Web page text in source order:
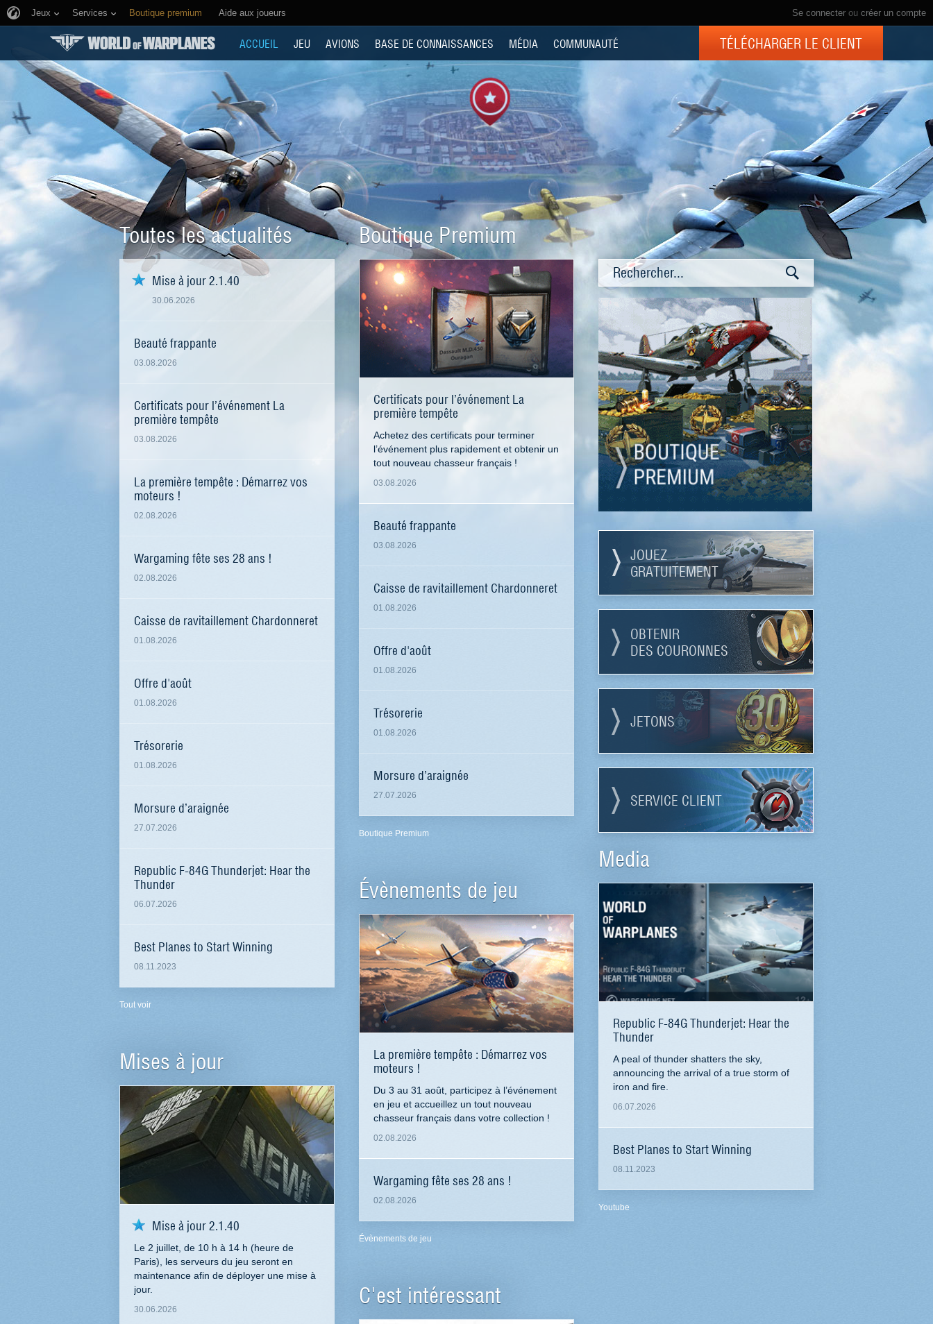
Se connecter ou créer un compte
Jeux Services Boutique premium Aide aux joueurs
ACCUEIL JEU AVIONS BASE DE CONNAISSANCES MÉDIA COMMUNAUTÉ TÉLÉCHARGER LE CLIENT
Toutes les actualités
Mise à jour 2.1.40
30.06.2026
Beauté frappante
03.08.2026
Certificats pour l’événement La
première tempête
03.08.2026
La première tempête : Démarrez vos
moteurs !
02.08.2026
Wargaming fête ses 28 ans !
02.08.2026
Caisse de ravitaillement Chardonneret
01.08.2026
Offre d'août
01.08.2026
Trésorerie
01.08.2026
Morsure d’araignée
27.07.2026
Republic F-84G Thunderjet: Hear the
Thunder
06.07.2026
Best Planes to Start Winning
08.11.2023
Tout voir
Mises à jour
Mise à jour 2.1.40
Le 2 juillet, de 10 h à 14 h (heure de
Paris), les serveurs du jeu seront en
maintenance afin de déployer une mise à
jour.
30.06.2026
Boutique Premium
Certificats pour l’événement La
première tempête
Achetez des certificats pour terminer
l’événement plus rapidement et obtenir un
tout nouveau chasseur français !
03.08.2026
Beauté frappante
03.08.2026
Caisse de ravitaillement Chardonneret
01.08.2026
Offre d'août
01.08.2026
Trésorerie
01.08.2026
Morsure d’araignée
27.07.2026
Boutique Premium
Évènements de jeu
La première tempête : Démarrez vos
moteurs !
Du 3 au 31 août, participez à l’événement
en jeu et accueillez un tout nouveau
chasseur français dans votre collection !
02.08.2026
Wargaming fête ses 28 ans !
02.08.2026
Évènements de jeu
C'est intéressant
JOUEZ
GRATUITEMENT
OBTENIR
DES COURONNES
JETONS
SERVICE CLIENT
Media
Republic F-84G Thunderjet: Hear the
Thunder
A peal of thunder shatters the sky,
announcing the arrival of a true storm of
iron and fire.
06.07.2026
Best Planes to Start Winning
08.11.2023
Youtube